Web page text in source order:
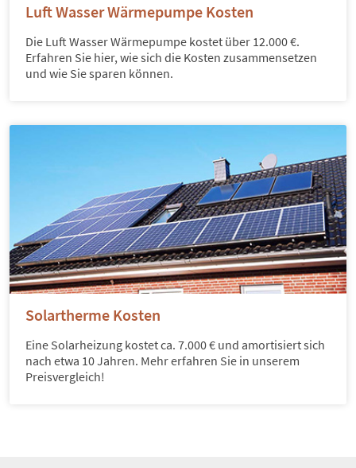
Luft Wasser Wärmepumpe Kosten
Die Luft Wasser Wärmepumpe kostet über 12.000 €.
Erfahren Sie hier, wie sich die Kosten zusammensetzen
und wie Sie sparen können.
Solartherme Kosten
Eine Solarheizung kostet ca. 7.000 € und amortisiert sich
nach etwa 10 Jahren. Mehr erfahren Sie in unserem
Preisvergleich!